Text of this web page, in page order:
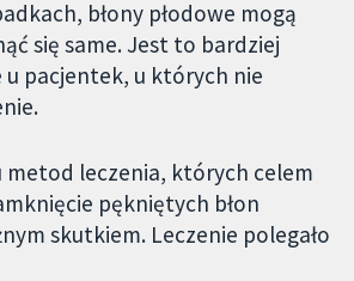
błony płodowe mogą
się same. Jest to bardziej
pacjentek, u których nie
metod leczenia, których celem
pękniętych błon
skutkiem. Leczenie polegało